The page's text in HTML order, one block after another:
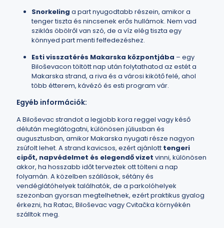
Snorkeling a part nyugodtabb részein, amikor a
tenger tiszta és nincsenek erős hullámok. Nem vad
sziklás öbölről van szó, de a víz elég tiszta egy
könnyed part menti felfedezéshez.
Esti visszatérés Makarska központjába – egy
Biloševacon töltött nap után folytathatod az estét a
Makarska strand, a riva és a városi kikötő felé, ahol
több étterem, kávézó és esti program vár.
Egyéb információk:
A Biloševac strandot a legjobb kora reggel vagy késő
délután meglátogatni, különösen júliusban és
augusztusban, amikor Makarska nyugati része nagyon
zsúfolt lehet. A strand kavicsos, ezért ajánlott tengeri
cipőt, napvédelmet és elegendő vizet vinni, különösen
akkor, ha hosszabb időt terveztek ott tölteni a nap
folyamán. A közelben szállások, sétány és
vendéglátóhelyek találhatók, de a parkolóhelyek
szezonban gyorsan megtelhetnek, ezért praktikus gyalog
érkezni, ha Ratac, Biloševac vagy Cvitačka környékén
szálltok meg.